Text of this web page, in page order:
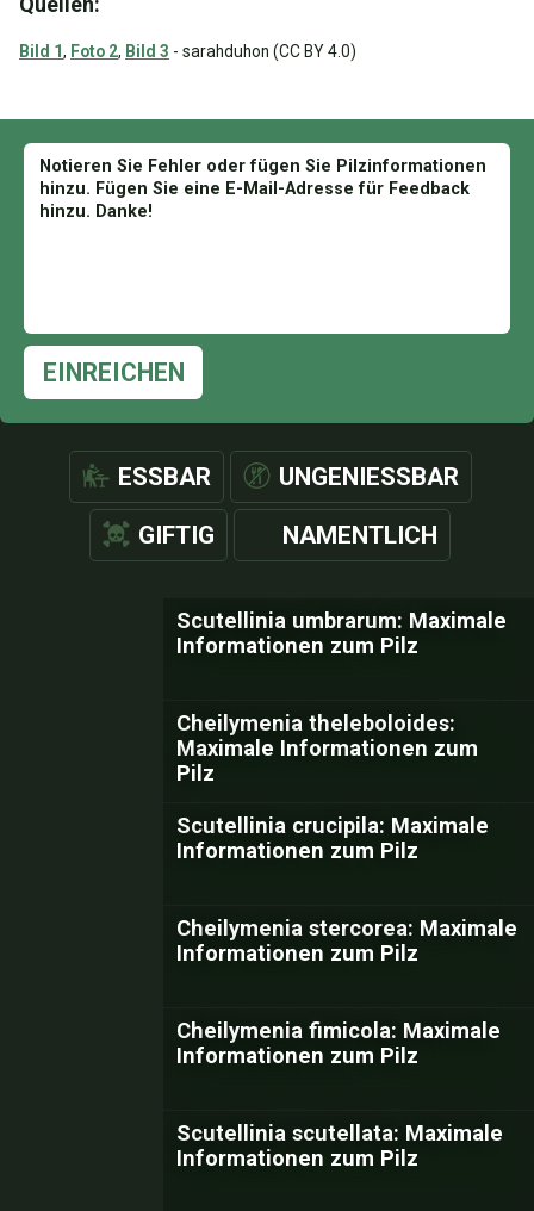
Bild 1, Foto 2, Bild 3 - sarahduhon (CC BY 4.0)
EINREICHEN
ESSBAR UNGENIESSBAR
GIFTIG NAMENTLICH
Scutellinia umbrarum: Maximale
Informationen zum Pilz
Cheilymenia theleboloides:
Maximale Informationen zum
Pilz
Scutellinia crucipila: Maximale
Informationen zum Pilz
Cheilymenia stercorea: Maximale
Informationen zum Pilz
Cheilymenia fimicola: Maximale
Informationen zum Pilz
Scutellinia scutellata: Maximale
Informationen zum Pilz